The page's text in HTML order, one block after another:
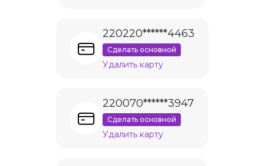
220220******4463
Сделать основной
Удалить карту
220070******3947
Сделать основной
Удалить карту